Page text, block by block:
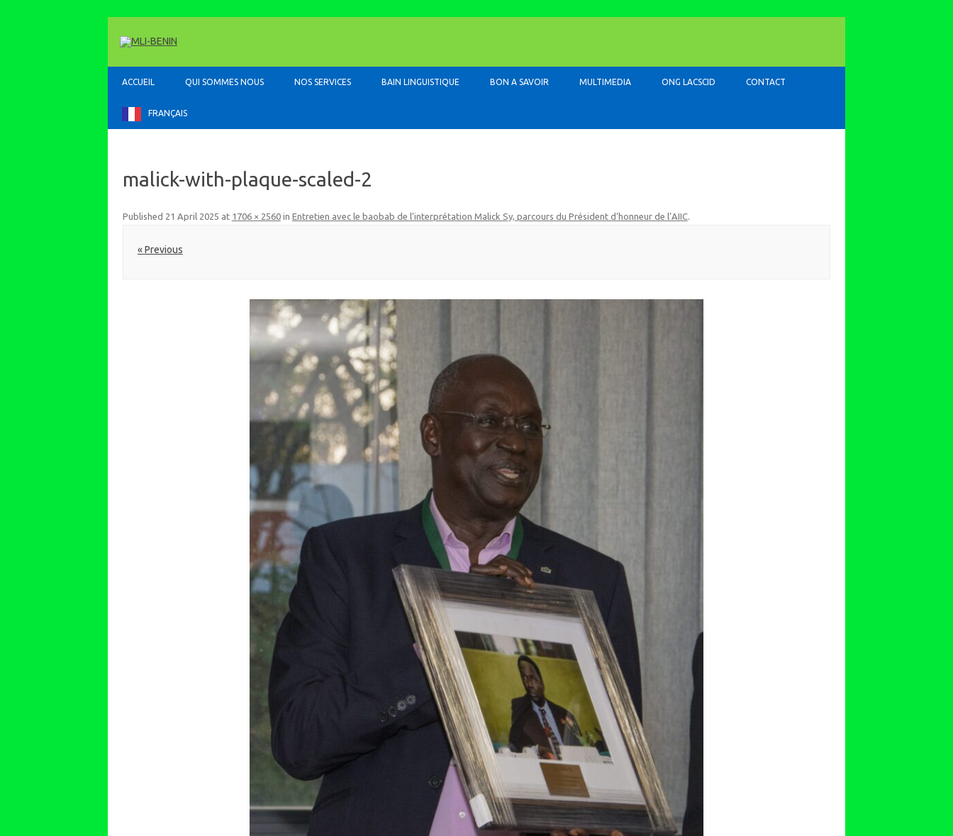
ACCUEIL QUI SOMMES NOUS NOS SERVICES BAIN LINGUISTIQUE BON A SAVOIR MULTIMEDIA ONG LACSCID CONTACT
FRANÇAIS
malick-with-plaque-scaled-2
Published 21 April 2025 at 1706 × 2560in Entretien avec le baobab de l’interprétation Malick Sy, parcours du Président d’honneur de l’AIIC.
« Previous